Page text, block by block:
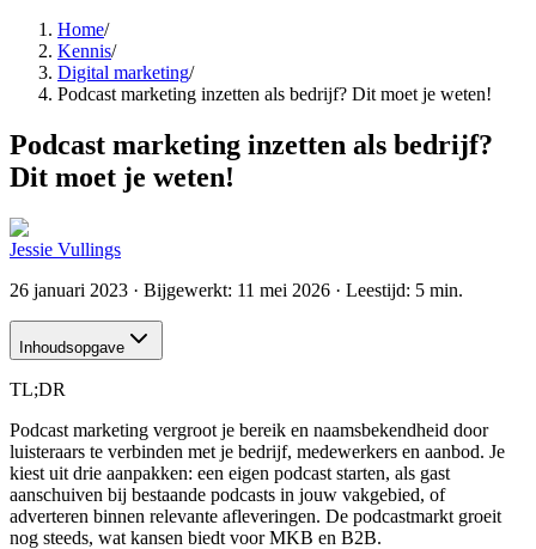
Home/
Kennis/
Digital marketing/
Podcast marketing inzetten als bedrijf? Dit moet je weten!
Podcast marketing inzetten als bedrijf?
Dit moet je weten!
Jessie Vullings
26 januari 2023 · Bijgewerkt: 11 mei 2026 · Leestijd: 5 min.
Inhoudsopgave
TL;DR
Podcast marketing vergroot je bereik en naamsbekendheid door
luisteraars te verbinden met je bedrijf, medewerkers en aanbod. Je
kiest uit drie aanpakken: een eigen podcast starten, als gast
aanschuiven bij bestaande podcasts in jouw vakgebied, of
adverteren binnen relevante afleveringen. De podcastmarkt groeit
nog steeds, wat kansen biedt voor MKB en B2B.